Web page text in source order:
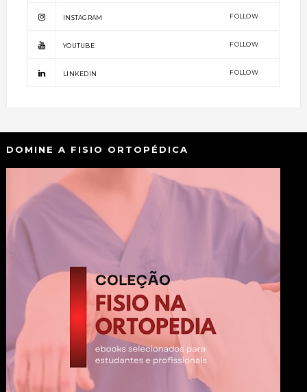
INSTAGRAM FOLLOW
YOUTUBE FOLLOW
LINKEDIN FOLLOW
DOMINE A FISIO ORTOPÉDICA